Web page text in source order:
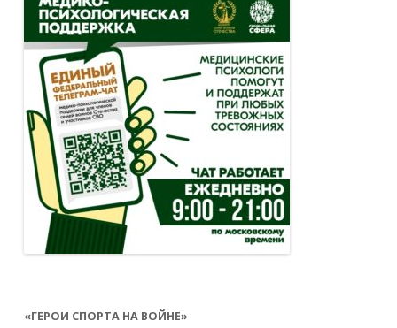
«ГЕРОИ СПОРТА НА ВОЙНЕ»